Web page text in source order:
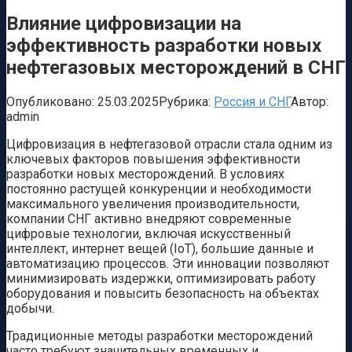
Влияние цифровизации на
эффективность разработки новых
нефтегазовых месторождений в СНГ
Опубликовано: 25.03.2025Рубрика: Россия и СНГАвтор:
admin
Цифровизация в нефтегазовой отрасли стала одним из
ключевых факторов повышения эффективности
разработки новых месторождений. В условиях
постоянно растущей конкуренции и необходимости
максимального увеличения производительности,
компании СНГ активно внедряют современные
цифровые технологии, включая искусственный
интеллект, интернет вещей (IoT), большие данные и
автоматизацию процессов. Эти инновации позволяют
минимизировать издержки, оптимизировать работу
оборудования и повысить безопасность на объектах
добычи.
Традиционные методы разработки месторождений